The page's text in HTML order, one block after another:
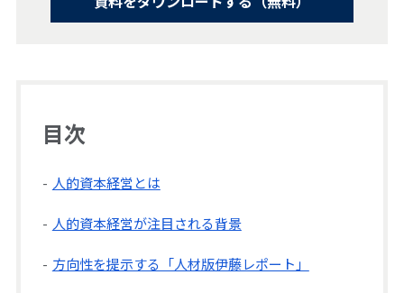
目次
人的資本経営とは
人的資本経営が注目される背景
方向性を提示する「人材版伊藤レポート」